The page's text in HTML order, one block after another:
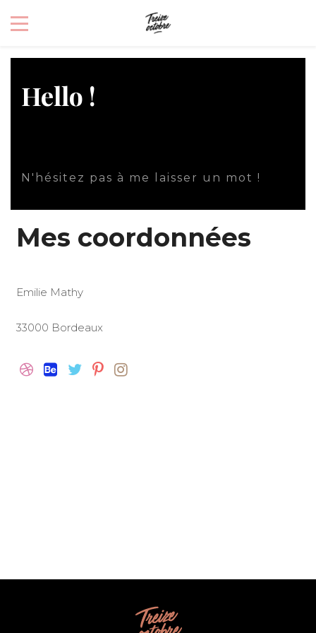
Hello !
N'hésitez pas à me laisser un mot !
Mes coordonnées
Emilie Mathy
33000 Bordeaux